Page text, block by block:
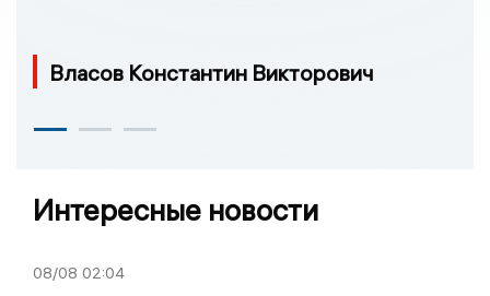
Власов Константин Викторович
Интересные новости
08/08 02:04